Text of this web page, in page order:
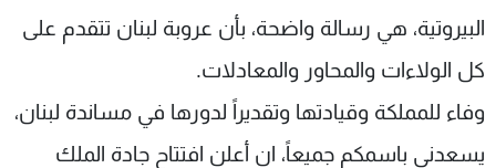
البيروتية، هي رسالة واضحة، بأن عروبة لبنان تتقدم على
كل الولاءات والمحاور والمعادلات.
وفاء للمملكة وقيادتها وتقديراً لدورها في مساندة لبنان،
يسعدني باسمكم جميعاً، ان أعلن افتتاح جادة الملك